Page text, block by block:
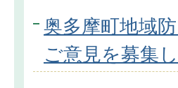
奥多摩町地域
ご意見を募集